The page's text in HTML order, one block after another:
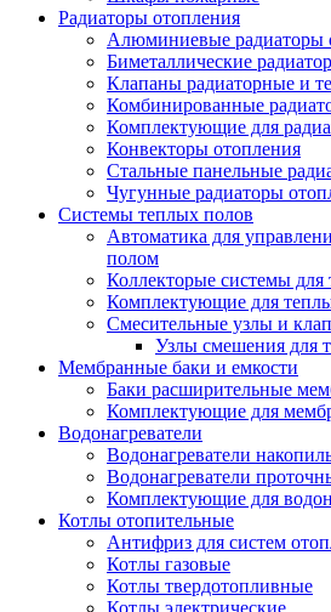
Радиаторы отопления
Алюминиевые радиаторы
Биметаллические
Клапаны радиаторные и
Комбинированные
Комплектующие для
Конвекторы отопления
Стальные панельные
Чугунные радиаторы
Системы теплых полов
Автоматика для
полом
Коллекторые системы для
Комплектующие для
Смесительные узлы и
Узлы смешения для
Мембранные баки и емкости
Баки расширительные
Комплектующие для
Водонагреватели
Водонагреватели
Водонагреватели
Комплектующие для
Котлы отопительные
Антифриз для систем
Котлы газовые
Котлы твердотопливные
Котлы электрические